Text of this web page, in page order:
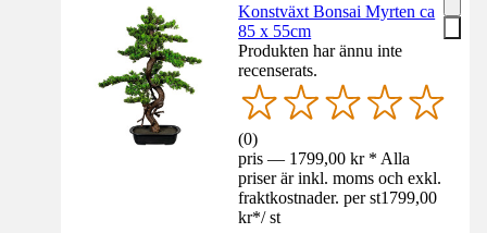
Konstväxt Bonsai Myrten ca
85 x 55cm
Produkten har ännu inte
recenserats.
(0)
pris — 1799,00 kr * Alla
priser är inkl. moms och exkl.
fraktkostnader. per st1799,00
kr*/ st